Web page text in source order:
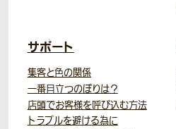
サポート
集客と色の関係
一番目立つのぼりは？
店頭でお客様を呼び込む方法
トラブルを避ける為に